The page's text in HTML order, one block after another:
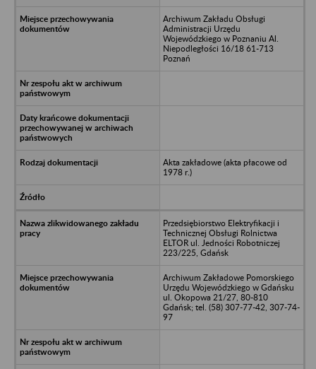
Archiwum Zakładu Obsługi
Administracji Urzędu
Wojewódzkiego w Poznaniu Al.
Niepodległości 16/18 61-713
Poznań
Akta zakładowe (akta płacowe od
1978 r.)
Przedsiębiorstwo Elektryfikacji i
Technicznej Obsługi Rolnictwa
ELTOR ul. Jedności Robotniczej
223/225, Gdańsk
Archiwum Zakładowe Pomorskiego
Urzędu Wojewódzkiego w Gdańsku
ul. Okopowa 21/27, 80-810
Gdańsk; tel. (58) 307-77-42, 307-74-
97